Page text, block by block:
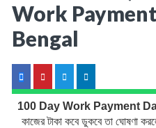
Work
Bengal
100 Day Work Payment
কাজের টাকা কবে ডুকবে তা ঘোষণা